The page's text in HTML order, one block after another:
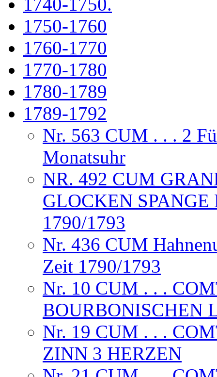
1750-1760
1760-1770
1770-1780
1780-1789
1789-1792
Nr. 563 CUM . . . 2
Monatsuhr
NR. 492 CUM
GLOCKEN
1790/1793
Nr. 436 CUM
Zeit 1790/1793
Nr. 10 CUM . . .
BOURBONISCHEN
Nr. 19 CUM . . .
ZINN 3 HERZEN